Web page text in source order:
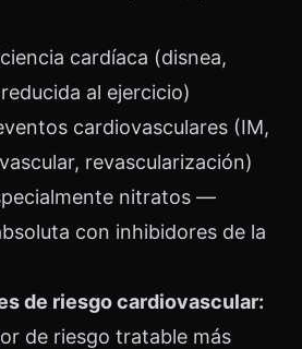
cardíaca (disnea,
al ejercicio)
cardiovasculares (IM,
revascularización)
nitratos —
con inhibidores de la
de riesgo cardiovascular:
de riesgo tratable más